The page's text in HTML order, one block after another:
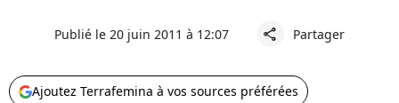
Publié le 20 juin 2011 à 12:07 share Partager
Ajoutez Terrafemina à vos sources préférées